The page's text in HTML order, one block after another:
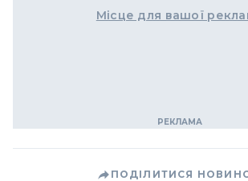
Місце для вашої
ПОДІЛИТИСЯ